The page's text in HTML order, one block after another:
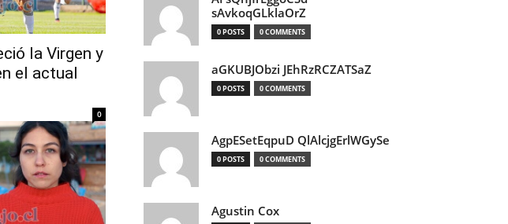
la Virgen y
el actual
0
sAvkoqGLklaOrZ
0 POSTS 0 COMMENTS
aGKUBJObzi JEhRzRCZATSaZ
0 POSTS 0 COMMENTS
AgpESetEqpuD QlAlcjgErlWGySe
0 POSTS 0 COMMENTS
Agustin Cox